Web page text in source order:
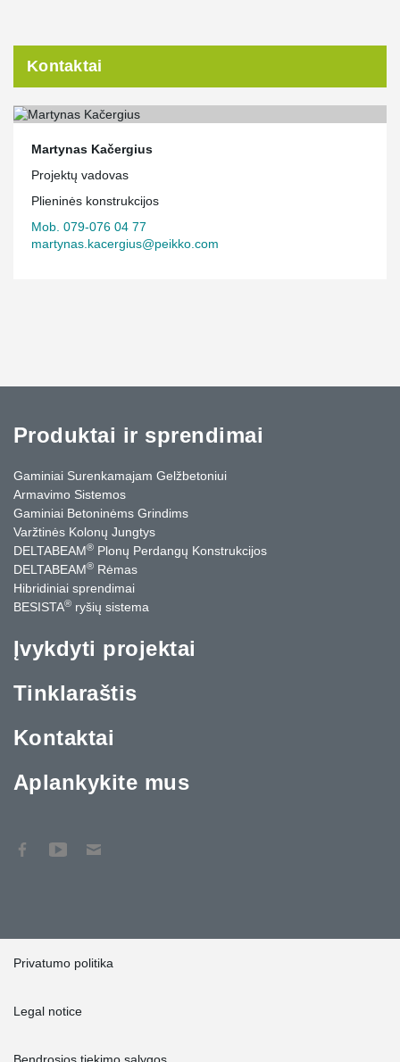
Kontaktai
Martynas Kačergius
Projektų vadovas
Plieninės konstrukcijos
Mob. 079-076 04 77
martynas.kacergius@peikko.com
Produktai ir sprendimai
Gaminiai Surenkamajam Gelžbetoniui
Armavimo Sistemos
Gaminiai Betoninėms Grindims
Varžtinės Kolonų Jungtys
DELTABEAM® Plonų Perdangų Konstrukcijos
DELTABEAM® Rėmas
Hibridiniai sprendimai
BESISTA® ryšių sistema
Įvykdyti projektai
Tinklaraštis
Kontaktai
Aplankykite mus
Privatumo politika
Legal notice
Bendrosios tiekimo sąlygos